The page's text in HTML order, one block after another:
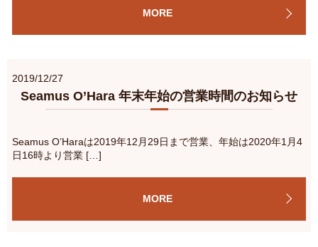
MORE
2019/12/27
Seamus O’Hara 年末年始の営業時間のお知らせ
Seamus O’Haraは2019年12月29日まで営業、年始は2020年1月4
日16時より営業 […]
MORE